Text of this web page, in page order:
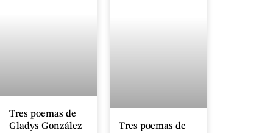
Tres poemas de
Gladys González
Tres poemas de